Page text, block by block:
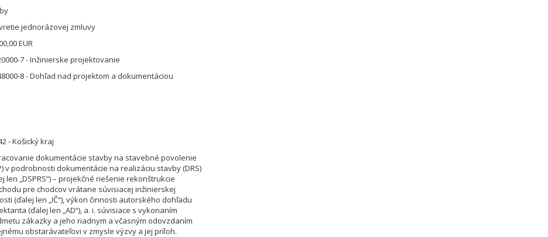
jednorázovej zmluvy
EUR
7 - Inžinierske projektovanie
8 - Dohľad nad projektom a dokumentáciou
- Košický kraj
dokumentácie stavby na stavebné povolenie
v podrobnosti dokumentácie na realizáciu stavby (DRS)
len „DSPRS“) – projekčné riešenie rekonštrukcie
pre chodcov vrátane súvisiacej inžinierskej
(ďalej len „IČ“), výkon činnosti autorského dohľadu
(ďalej len „AD“), a. i. súvisiace s vykonaním
zákazky a jeho riadnym a včasným odovzdaním
obstarávateľovi v zmysle výzvy a jej príloh.